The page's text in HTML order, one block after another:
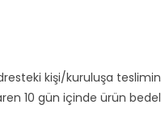
kişi/kuruluşa
10 gün içinde ürün